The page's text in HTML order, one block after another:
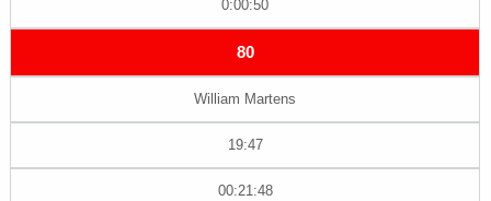
0:00:50
80
William Martens
19:47
00:21:48